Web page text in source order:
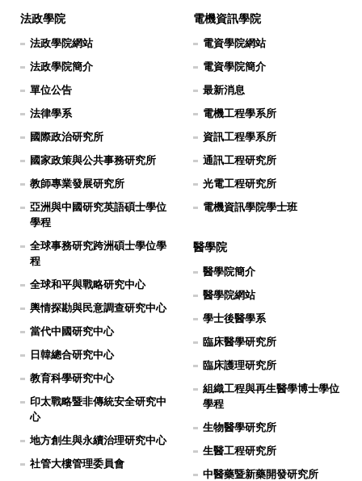
法政學院
法政學院網站
法政學院簡介
單位公告
法律學系
國際政治研究所
國家政策與公共事務研究所
教師專業發展研究所
亞洲與中國研究英語碩士學位
學程
全球事務研究跨洲碩士學位學
程
全球和平與戰略研究中心
輿情探勘與民意調查研究中心
當代中國研究中心
日韓總合研究中心
教育科學研究中心
印太戰略暨非傳統安全研究中
心
地方創生與永續治理研究中心
社管大樓管理委員會
電機資訊學院
電資學院網站
電資學院簡介
最新消息
電機工程學系所
資訊工程學系所
通訊工程研究所
光電工程研究所
電機資訊學院學士班
醫學院
醫學院簡介
醫學院網站
學士後醫學系
臨床醫學研究所
臨床護理研究所
組織工程與再生醫學博士學位
學程
生物醫學研究所
生醫工程研究所
中醫藥暨新藥開發研究所